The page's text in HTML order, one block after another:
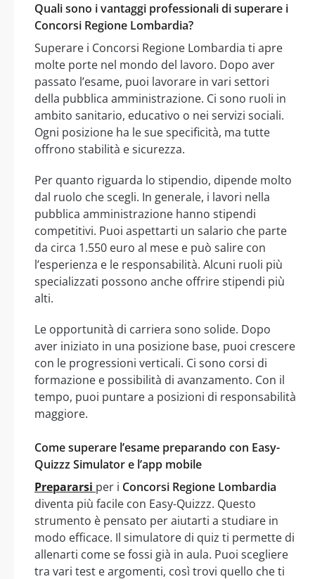
Quali sono i vantaggi professionali di superare i
Concorsi Regione Lombardia?
Superare i Concorsi Regione Lombardia ti apre
molte porte nel mondo del lavoro. Dopo aver
passato l’esame, puoi lavorare in vari settori
della pubblica amministrazione. Ci sono ruoli in
ambito sanitario, educativo o nei servizi sociali.
Ogni posizione ha le sue specificità, ma tutte
offrono stabilità e sicurezza.
Per quanto riguarda lo stipendio, dipende molto
dal ruolo che scegli. In generale, i lavori nella
pubblica amministrazione hanno stipendi
competitivi. Puoi aspettarti un salario che parte
da circa 1.550 euro al mese e può salire con
l’esperienza e le responsabilità. Alcuni ruoli più
specializzati possono anche offrire stipendi più
alti.
Le opportunità di carriera sono solide. Dopo
aver iniziato in una posizione base, puoi crescere
con le progressioni verticali. Ci sono corsi di
formazione e possibilità di avanzamento. Con il
tempo, puoi puntare a posizioni di responsabilità
maggiore.
Come superare l’esame preparando con Easy-
Quizzz Simulator e l’app mobile
Prepararsi per i Concorsi Regione Lombardia
diventa più facile con Easy-Quizzz. Questo
strumento è pensato per aiutarti a studiare in
modo efficace. Il simulatore di quiz ti permette di
allenarti come se fossi già in aula. Puoi scegliere
tra vari test e argomenti, così trovi quello che ti